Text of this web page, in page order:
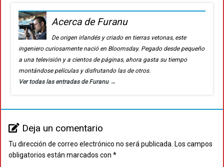
Acerca de Furanu
De origen irlandés y criado en tierras vetonas, este
ingeniero curiosamente nació en Bloomsday. Pegado desde pequeño
a una televisión y a cientos de páginas, ahora gasta su tiempo
montándose películas y disfrutando las de otros.
Ver todas las entradas de Furanu →
Deja un comentario
Tu dirección de correo electrónico no será publicada. Los campos
obligatorios están marcados con *